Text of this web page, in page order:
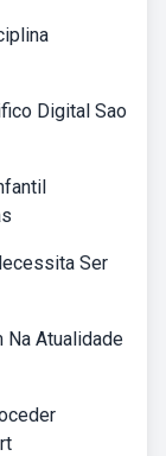
Digital Sao
Ser
Na Atualidade